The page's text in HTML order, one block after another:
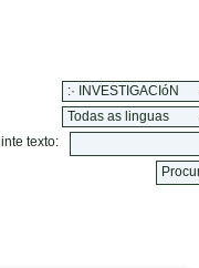
texto: